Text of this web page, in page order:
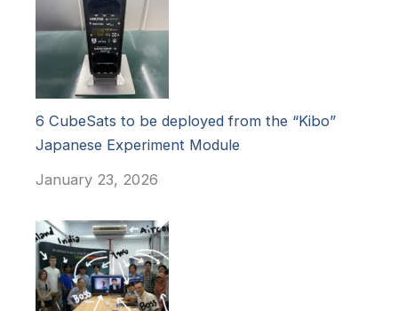
6 CubeSats to be deployed from the “Kibo”
Japanese Experiment Module
January 23, 2026